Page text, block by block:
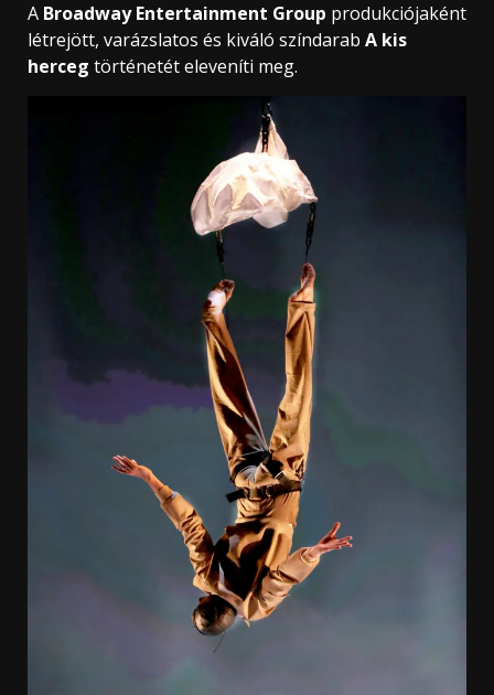
A Broadway Entertainment Group produkciójaként
létrejött, varázslatos és kiváló színdarab A kis
herceg történetét eleveníti meg.